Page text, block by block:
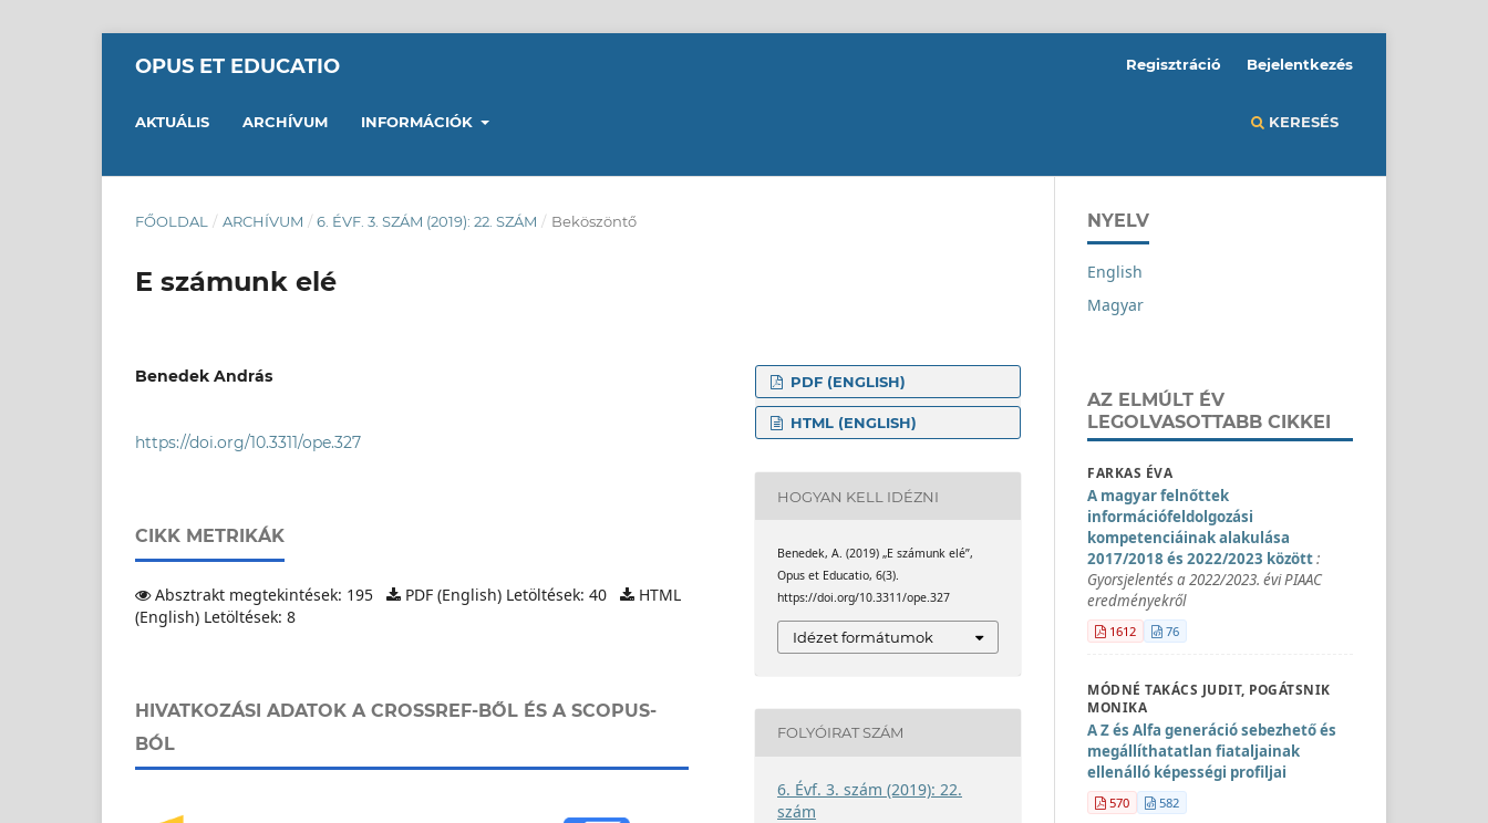
OPUS ET EDUCATIO
AKTUÁLIS ARCHÍVUM INFORMÁCIÓK KERESÉS
Regisztráció Bejelentkezés
FŐOLDAL / ARCHÍVUM / 6. ÉVF. 3. SZÁM (2019): 22. SZÁM / Beköszöntő
E számunk elé
Benedek András
https://doi.org/10.3311/ope.327
CIKK METRIKÁK
Absztrakt megtekintések: 195 PDF (English) Letöltések: 40
HTML
(English) Letöltések: 8
HIVATKOZÁSI ADATOK A CROSSREF-BŐL ÉS A SCOPUS-
BÓL
PDF (ENGLISH)
HTML (ENGLISH)
HOGYAN KELL IDÉZNI
Benedek, A. (2019) „E számunk elé”,
Opus et Educatio, 6(3).
https://doi.org/10.3311/ope.327
Idézet formátumok
FOLYÓIRAT SZÁM
6. Évf. 3. szám (2019): 22.
szám
NYELV
English
Magyar
AZ ELMÚLT ÉV
LEGOLVASOTTABB CIKKEI
FARKAS ÉVA
A magyar felnőttek
információfeldolgozási
kompetenciáinak alakulása
2017/2018 és 2022/2023 között:
Gyorsjelentés a 2022/2023. évi PIAAC
eredményekről
1612 76
MÓDNÉ TAKÁCS JUDIT, POGÁTSNIK
MONIKA
A Z és Alfa generáció sebezhető és
megállíthatatlan fiataljainak
ellenálló képességi profiljai
570 582